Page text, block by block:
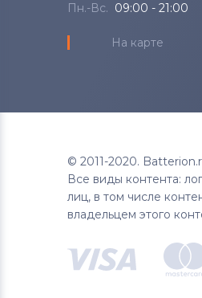
Пн.-Вс. 09:00 - 21:00
На карте
© 2011-2020.
Все виды контента:
лиц, в том числе
владельцем этого